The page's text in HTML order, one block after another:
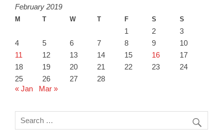
February 2019
M T W T F S S
1 2
3
4
5 6 7 8 9
10
11
12 13 14 15 16
17
18
19 20 21 22 23
24
25
26 27
28
« Jan
Mar »